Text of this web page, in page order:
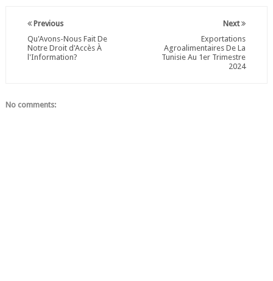
Next
Exportations
Agroalimentaires De La
Tunisie Au 1er Trimestre
2024
Previous
Qu'Avons-Nous Fait De
Notre Droit d'Accès À
l'Information?
No comments: